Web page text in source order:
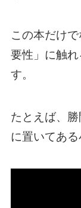
この本だけ
要性」に触
す。
たとえば、
に置いてある